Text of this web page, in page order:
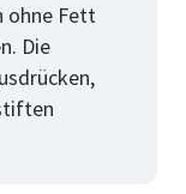
ohne Fett
Die